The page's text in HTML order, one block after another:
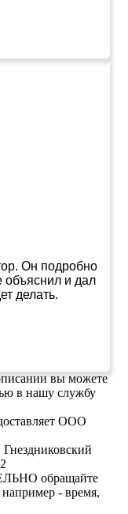
Он подробно
объяснил и дал
делать.
вы можете
в нашу службу
ООО
обращайте
- время,